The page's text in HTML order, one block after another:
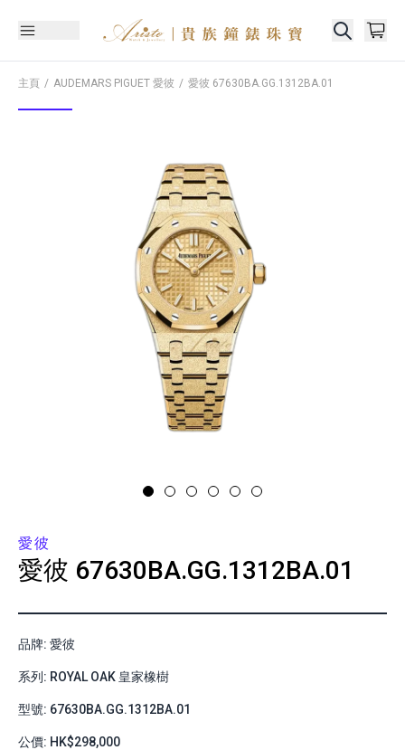
主頁 AUDEMARS PIGUET 愛彼 愛彼 67630BA.GG.1312BA.01
愛彼
愛彼 67630BA.GG.1312BA.01
品牌: 愛彼
系列: ROYAL OAK 皇家橡樹
型號: 67630BA.GG.1312BA.01
公價: HK$298,000